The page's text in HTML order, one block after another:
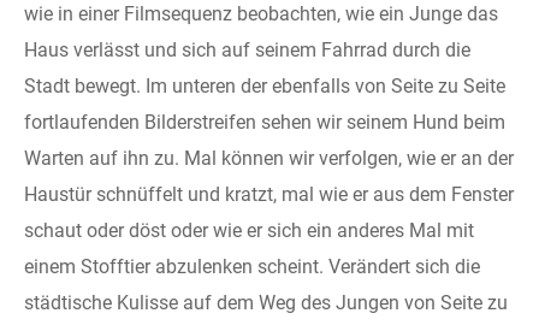
wie in einer Filmsequenz beobachten, wie ein Junge das
Haus verlässt und sich auf seinem Fahrrad durch die
Stadt bewegt. Im unteren der ebenfalls von Seite zu Seite
fortlaufenden Bilderstreifen sehen wir seinem Hund beim
Warten auf ihn zu. Mal können wir verfolgen, wie er an der
Haustür schnüffelt und kratzt, mal wie er aus dem Fenster
schaut oder döst oder wie er sich ein anderes Mal mit
einem Stofftier abzulenken scheint. Verändert sich die
städtische Kulisse auf dem Weg des Jungen von Seite zu